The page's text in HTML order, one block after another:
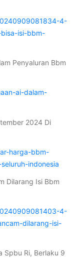
4-
isi-bbm-
Penyaluran Bbm
ai-dalam-
2024 Di
harga-bbm-
indonesia
Dilarang Isi Bbm
4-
dilarang-isi-
Spbu Ri, Berlaku 9